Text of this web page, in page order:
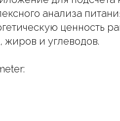
анализа
ценность
и углеводов.